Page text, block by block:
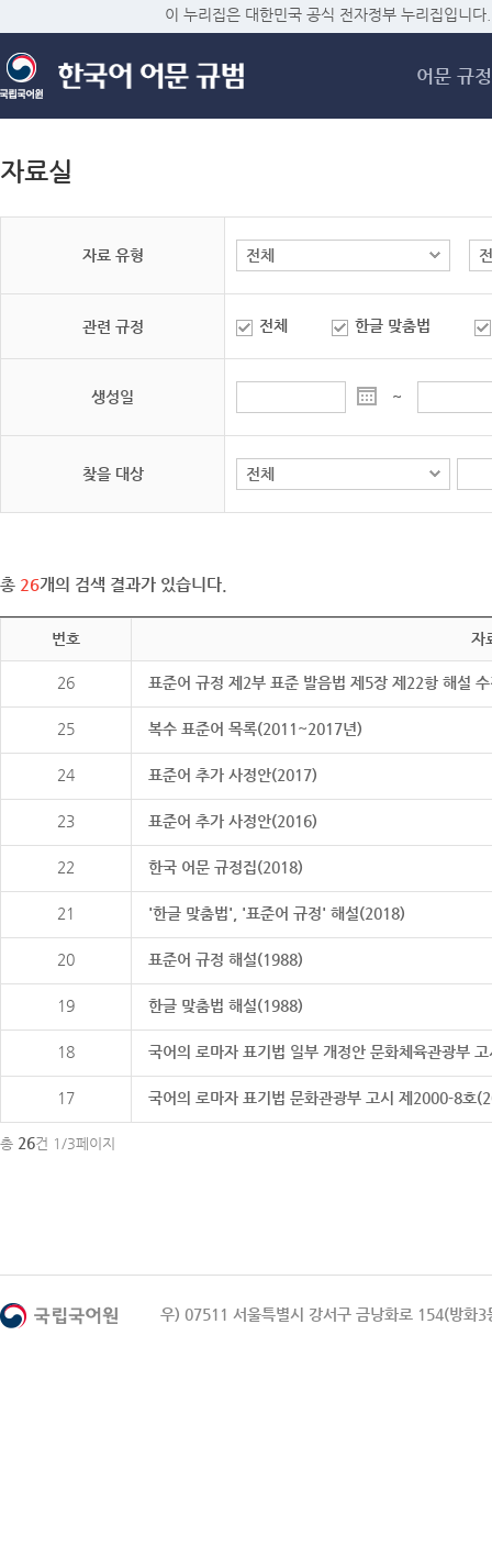
메
이 누리집은 대한민국 공식 전자정부 누리집입니다.
어문 규정
자료실
자료 유형
관련 규정 전체 한글 맞춤법
생성일 ~
찾을 대상
총 26개의 검색 결과가 있습니다.
번호 자
26 표준어 규정 제2부 표준 발음법 제5장 제22항 해설
25 복수 표준어 목록(2011~2017년)
24 표준어 추가 사정안(2017)
23 표준어 추가 사정안(2016)
22 한국 어문 규정집(2018)
21 '한글 맞춤법', '표준어 규정' 해설(2018)
20 표준어 규정 해설(1988)
19 한글 맞춤법 해설(1988)
18 국어의 로마자 표기법 일부 개정안 문화체육관광부
17 국어의 로마자 표기법 문화관광부 고시 제2000-8호
총 26건 1/3페이지
우) 07511 서울특별시 강서구 금낭화로 154(방화3